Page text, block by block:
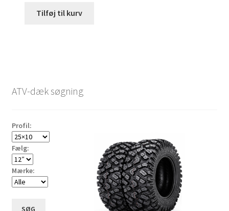
Tilføj til kurv
ATV-dæk søgning
Profil:
Fælg:
Mærke:
SØG